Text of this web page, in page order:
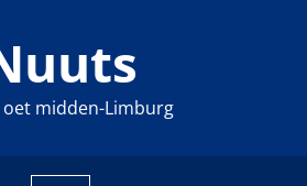
midden-Limburg